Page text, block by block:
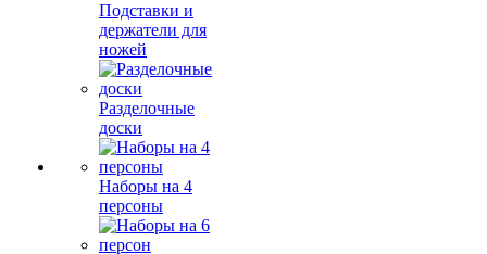
Подставки и
держатели для
ножей
Разделочные
доски
Наборы на 4
персоны